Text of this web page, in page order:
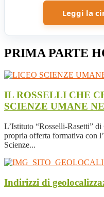
Leggi la
PRIMA PARTE
IL ROSSELLI CHE
SCIENZE UMANE
L’Istituto “Rosselli-Rasetti”
propria offerta formativa con
Scienze...
Indirizzi di